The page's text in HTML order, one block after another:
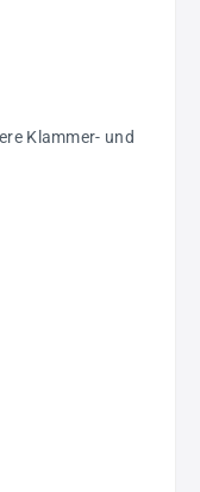
Klammer- und